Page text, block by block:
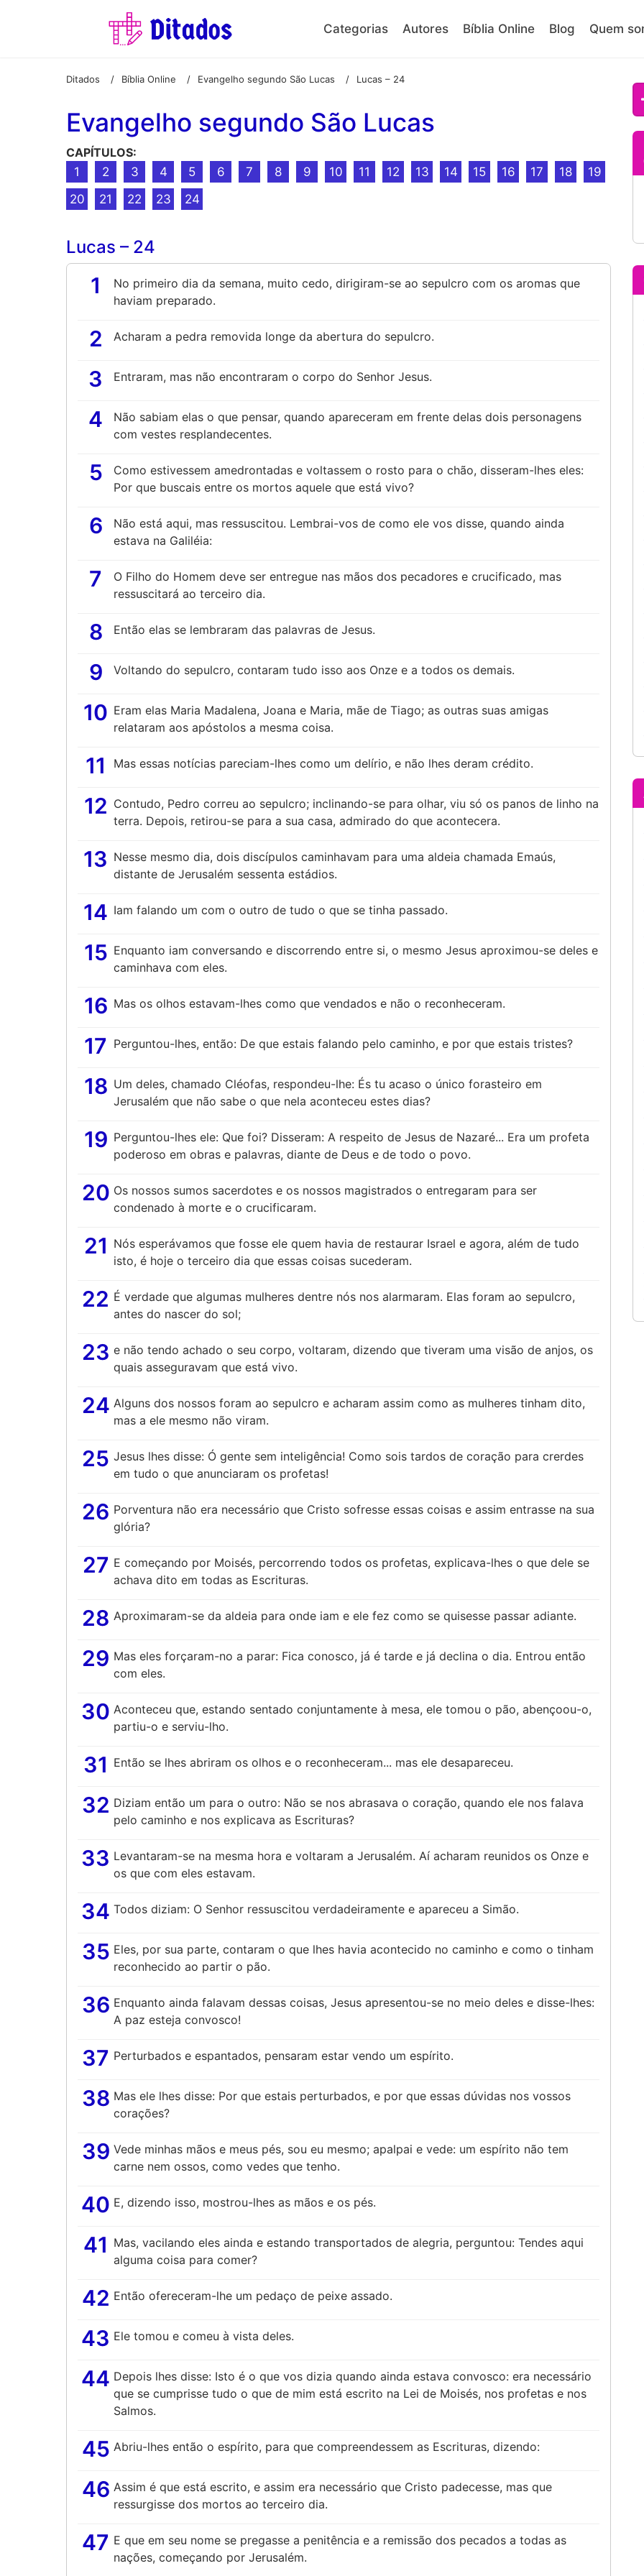
Categorias Autores Bíblia Online Blog Quem
Ditados / Bíblia Online / Evangelho segundo São Lucas / Lucas – 24
Evangelho segundo São Lucas
CAPÍTULOS:
1
2 3 4 5 6 7 8 9 10 11 12 13 14 15 16 17 18
19
20
21 22 23 24
Lucas – 24
1
No primeiro dia da semana, muito cedo, dirigiram-se ao sepulcro com os aromas que
haviam preparado.
2 Acharam a pedra removida longe da abertura do sepulcro.
3 Entraram, mas não encontraram o corpo do Senhor Jesus.
4
Não sabiam elas o que pensar, quando apareceram em frente delas dois personagens
com vestes resplandecentes.
5
Como estivessem amedrontadas e voltassem o rosto para o chão, disseram-lhes eles:
Por que buscais entre os mortos aquele que está vivo?
6
Não está aqui, mas ressuscitou. Lembrai-vos de como ele vos disse, quando ainda
estava na Galiléia:
7
O Filho do Homem deve ser entregue nas mãos dos pecadores e crucificado, mas
ressuscitará ao terceiro dia.
8 Então elas se lembraram das palavras de Jesus.
9 Voltando do sepulcro, contaram tudo isso aos Onze e a todos os demais.
10 Eram elas Maria Madalena, Joana e Maria, mãe de Tiago; as outras suas amigas
relataram aos apóstolos a mesma coisa.
11 Mas essas notícias pareciam-lhes como um delírio, e não lhes deram crédito.
12 Contudo, Pedro correu ao sepulcro; inclinando-se para olhar, viu só os panos de linho na
terra. Depois, retirou-se para a sua casa, admirado do que acontecera.
13 Nesse mesmo dia, dois discípulos caminhavam para uma aldeia chamada Emaús,
distante de Jerusalém sessenta estádios.
14 Iam falando um com o outro de tudo o que se tinha passado.
15 Enquanto iam conversando e discorrendo entre si, o mesmo Jesus aproximou-se deles e
caminhava com eles.
16 Mas os olhos estavam-lhes como que vendados e não o reconheceram.
17 Perguntou-lhes, então: De que estais falando pelo caminho, e por que estais tristes?
18 Um deles, chamado Cléofas, respondeu-lhe: És tu acaso o único forasteiro em
Jerusalém que não sabe o que nela aconteceu estes dias?
19 Perguntou-lhes ele: Que foi? Disseram: A respeito de Jesus de Nazaré... Era um profeta
poderoso em obras e palavras, diante de Deus e de todo o povo.
20 Os nossos sumos sacerdotes e os nossos magistrados o entregaram para ser
condenado à morte e o crucificaram.
21 Nós esperávamos que fosse ele quem havia de restaurar Israel e agora, além de tudo
isto, é hoje o terceiro dia que essas coisas sucederam.
22 É verdade que algumas mulheres dentre nós nos alarmaram. Elas foram ao sepulcro,
antes do nascer do sol;
23 e não tendo achado o seu corpo, voltaram, dizendo que tiveram uma visão de anjos, os
quais asseguravam que está vivo.
24 Alguns dos nossos foram ao sepulcro e acharam assim como as mulheres tinham dito,
mas a ele mesmo não viram.
25 Jesus lhes disse: Ó gente sem inteligência! Como sois tardos de coração para crerdes
em tudo o que anunciaram os profetas!
26 Porventura não era necessário que Cristo sofresse essas coisas e assim entrasse na sua
glória?
27 E começando por Moisés, percorrendo todos os profetas, explicava-lhes o que dele se
achava dito em todas as Escrituras.
28 Aproximaram-se da aldeia para onde iam e ele fez como se quisesse passar adiante.
29 Mas eles forçaram-no a parar: Fica conosco, já é tarde e já declina o dia. Entrou então
com eles.
30 Aconteceu que, estando sentado conjuntamente à mesa, ele tomou o pão, abençoou-o,
partiu-o e serviu-lho.
31 Então se lhes abriram os olhos e o reconheceram... mas ele desapareceu.
32 Diziam então um para o outro: Não se nos abrasava o coração, quando ele nos falava
pelo caminho e nos explicava as Escrituras?
33 Levantaram-se na mesma hora e voltaram a Jerusalém. Aí acharam reunidos os Onze e
os que com eles estavam.
34 Todos diziam: O Senhor ressuscitou verdadeiramente e apareceu a Simão.
35 Eles, por sua parte, contaram o que lhes havia acontecido no caminho e como o tinham
reconhecido ao partir o pão.
36 Enquanto ainda falavam dessas coisas, Jesus apresentou-se no meio deles e disse-lhes:
A paz esteja convosco!
37 Perturbados e espantados, pensaram estar vendo um espírito.
38 Mas ele lhes disse: Por que estais perturbados, e por que essas dúvidas nos vossos
corações?
39 Vede minhas mãos e meus pés, sou eu mesmo; apalpai e vede: um espírito não tem
carne nem ossos, como vedes que tenho.
40 E, dizendo isso, mostrou-lhes as mãos e os pés.
41 Mas, vacilando eles ainda e estando transportados de alegria, perguntou: Tendes aqui
alguma coisa para comer?
42 Então ofereceram-lhe um pedaço de peixe assado.
43 Ele tomou e comeu à vista deles.
44 Depois lhes disse: Isto é o que vos dizia quando ainda estava convosco: era necessário
que se cumprisse tudo o que de mim está escrito na Lei de Moisés, nos profetas e nos
Salmos.
45 Abriu-lhes então o espírito, para que compreendessem as Escrituras, dizendo:
46 Assim é que está escrito, e assim era necessário que Cristo padecesse, mas que
ressurgisse dos mortos ao terceiro dia.
47 E que em seu nome se pregasse a penitência e a remissão dos pecados a todas as
nações, começando por Jerusalém.